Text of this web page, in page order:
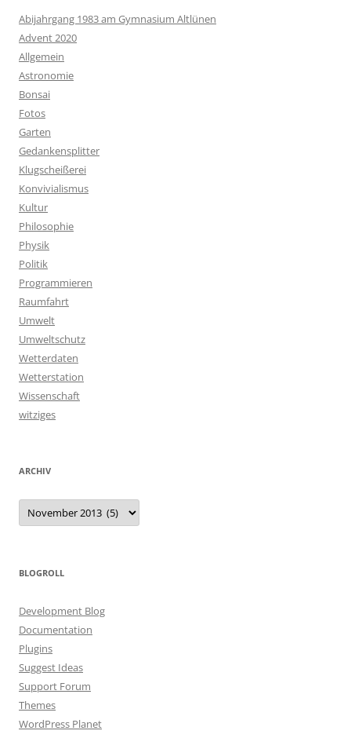
Abijahrgang 1983 am Gymnasium Altlünen
Advent 2020
Allgemein
Astronomie
Bonsai
Fotos
Garten
Gedankensplitter
Klugscheißerei
Konvivialismus
Kultur
Philosophie
Physik
Politik
Programmieren
Raumfahrt
Umwelt
Umweltschutz
Wetterdaten
Wetterstation
Wissenschaft
witziges
ARCHIV
Archiv
BLOGROLL
Development Blog
Documentation
Plugins
Suggest Ideas
Support Forum
Themes
WordPress Planet